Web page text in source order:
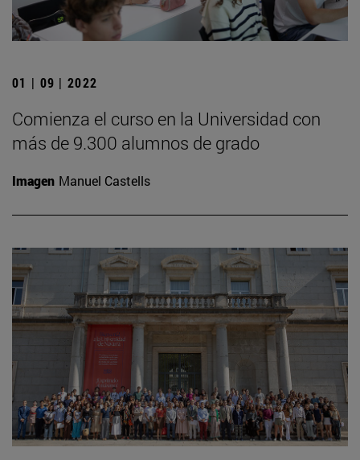
01 | 09 | 2022
Comienza el curso en la Universidad con
más de 9.300 alumnos de grado
Imagen Manuel Castells